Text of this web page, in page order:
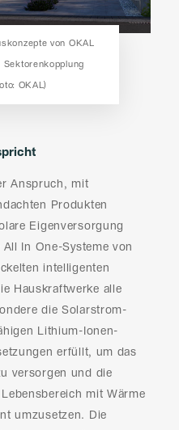
von OKAL
Sektorenkopplung
OKAL)
Anspruch, mit
Produkten
Eigenversorgung
In One-Systeme von
intelligenten
Hauskraftwerke alle
die Solarstrom-
Lithium-Ionen-
erfüllt, um das
versorgen und die
mit Wärme
umzusetzen. Die